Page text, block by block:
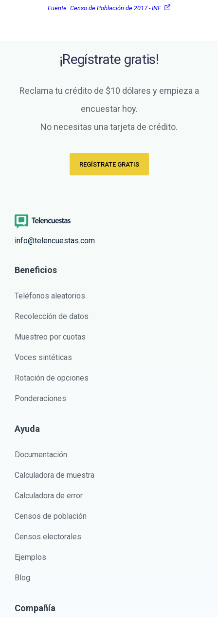
Fuente: Censo de Población de 2017 - INE
¡Regístrate gratis!
Reclama tu crédito de $10 dólares y empieza a
encuestar hoy.
No necesitas una tarjeta de crédito.
REGÍSTRATE GRATIS
info@telencuestas.com
Beneficios
Teléfonos aleatorios
Recolección de datos
Muestreo por cuotas
Voces sintéticas
Rotación de opciones
Ponderaciones
Ayuda
Documentación
Calculadora de muestra
Calculadora de error
Censos de población
Censos electorales
Ejemplos
Blog
Compañía